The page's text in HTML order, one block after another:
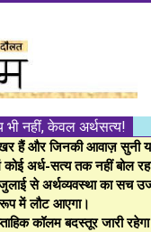
भी नहीं, केवल अर्थसत्य!
हैं और जिनकी आवाज़ सुनी
अर्ध-सत्य तक नहीं बोल
से अर्थव्यवस्था का सच
में लौट आएगा।
कॉलम बदस्तूर जारी